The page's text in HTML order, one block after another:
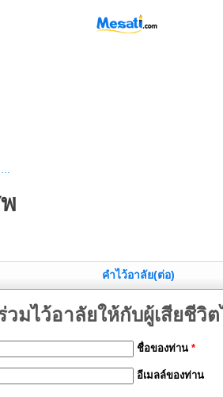
คำไว้อาลัย(ต่อ)
มไว้อาลัยให้กับผู้เสียชีวิ
ชื่อของท่าน*
อีเมลล์ของท่าน